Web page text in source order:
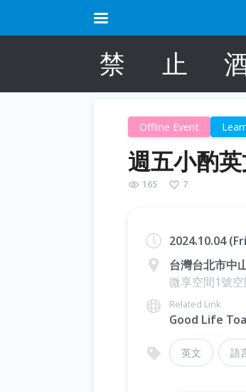
禁 止
Offline Event
週五小酌
165 7
2024.10.04
台灣台北市中
微享空間1號
Related Link
Good Life
英文 語